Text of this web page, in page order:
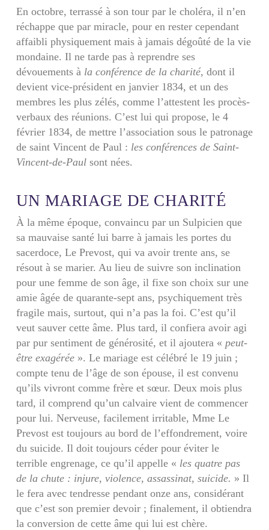
En octobre, terrassé à son tour par le choléra, il n’en
réchappe que par miracle, pour en rester cependant
affaibli physiquement mais à jamais dégoûté de la vie
mondaine. Il ne tarde pas à reprendre ses
dévouements à la conférence de la charité, dont il
devient vice-président en janvier 1834, et un des
membres les plus zélés, comme l’attestent les procès-
verbaux des réunions. C’est lui qui propose, le 4
février 1834, de mettre l’association sous le patronage
de saint Vincent de Paul : les conférences de Saint-
Vincent-de-Paulsont nées.
UN MARIAGE DE CHARITÉ
À la même époque, convaincu par un Sulpicien que
sa mauvaise santé lui barre à jamais les portes du
sacerdoce, Le Prevost, qui va avoir trente ans, se
résout à se marier. Au lieu de suivre son inclination
pour une femme de son âge, il fixe son choix sur une
amie âgée de quarante-sept ans, psychiquement très
fragile mais, surtout, qui n’a pas la foi. C’est qu’il
veut sauver cette âme. Plus tard, il confiera avoir agi
par pur sentiment de générosité, et il ajoutera « peut-
être exagérée». Le mariage est célébré le 19 juin ;
compte tenu de l’âge de son épouse, il est convenu
qu’ils vivront comme frère et sœur. Deux mois plus
tard, il comprend qu’un calvaire vient de commencer
pour lui. Nerveuse, facilement irritable, Mme Le
Prevost est toujours au bord de l’effondrement, voire
du suicide. Il doit toujours céder pour éviter le
terrible engrenage, ce qu’il appelle « les quatre pas
de la chute : injure, violence, assassinat, suicide. » Il
le fera avec tendresse pendant onze ans, considérant
que c’est son premier devoir ; finalement, il obtiendra
la conversion de cette âme qui lui est chère.